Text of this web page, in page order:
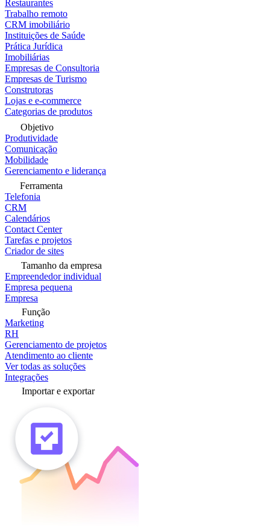
Restaurantes
Trabalho remoto
CRM imobiliário
Instituições de Saúde
Prática Jurídica
Imobiliárias
Empresas de Consultoria
Empresas de Turismo
Construtoras
Lojas e e-commerce
Categorias de produtos
Objetivo
Produtividade
Comunicação
Mobilidade
Gerenciamento e liderança
Ferramenta
Telefonia
CRM
Calendários
Contact Center
Tarefas e projetos
Criador de sites
Tamanho da empresa
Empreendedor individual
Empresa pequena
Empresa
Função
Marketing
RH
Gerenciamento de projetos
Atendimento ao cliente
Ver todas as soluções
Integrações
Importar e exportar